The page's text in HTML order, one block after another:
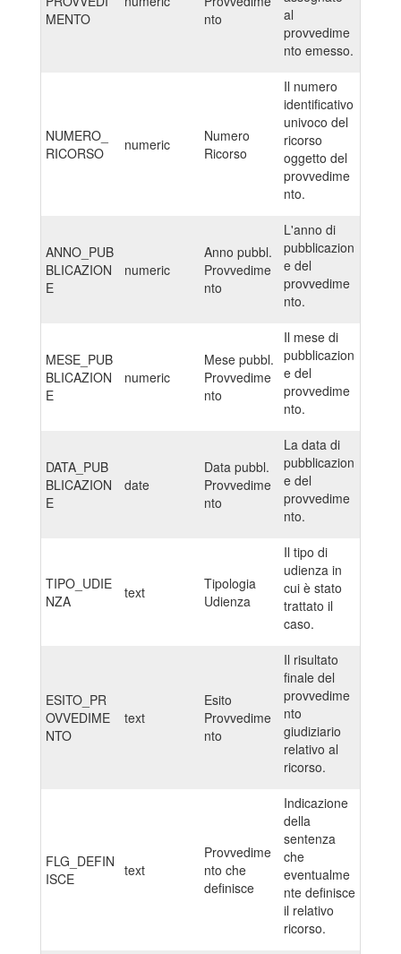
MENTO
nto
al
provvedime
nto emesso.
NUMERO_
RICORSO
numeric
Numero
Ricorso
Il numero
identificativo
univoco del
ricorso
oggetto del
provvedime
nto.
ANNO_PUB
BLICAZION
E
numeric
Anno pubbl.
Provvedime
nto
L'anno di
pubblicazion
e del
provvedime
nto.
MESE_PUB
BLICAZION
E
numeric
Mese pubbl.
Provvedime
nto
Il mese di
pubblicazion
e del
provvedime
nto.
DATA_PUB
BLICAZION
E
date
Data pubbl.
Provvedime
nto
La data di
pubblicazion
e del
provvedime
nto.
TIPO_UDIE
NZA
text
Tipologia
Udienza
Il tipo di
udienza in
cui è stato
trattato il
caso.
ESITO_PR
OVVEDIME
NTO
text
Esito
Provvedime
nto
Il risultato
finale del
provvedime
nto
giudiziario
relativo al
ricorso.
FLG_DEFIN
ISCE
text
Provvedime
nto che
definisce
Indicazione
della
sentenza
che
eventualme
nte definisce
il relativo
ricorso.